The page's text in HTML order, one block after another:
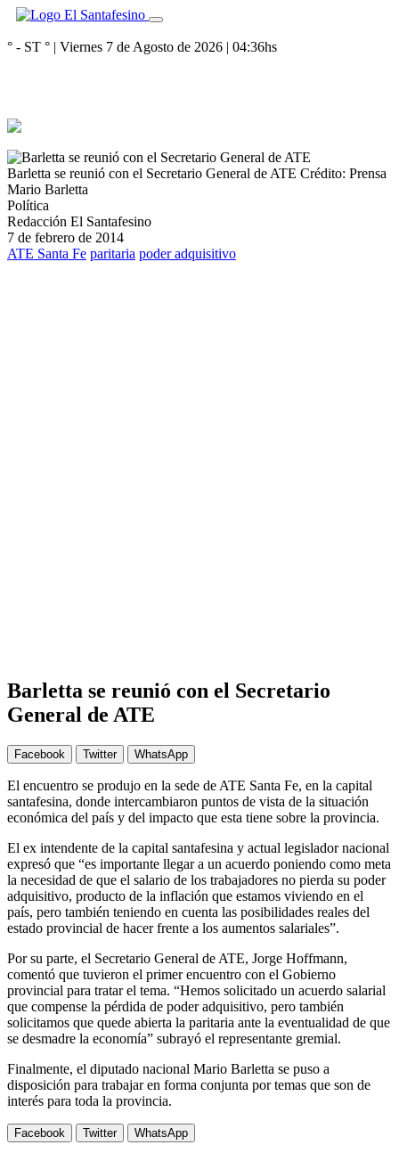
° - ST ° | Viernes 7 de Agosto de 2026 | 04:36hs
Barletta se reunió con el Secretario General de ATE Crédito: Prensa
Mario Barletta
Política
Redacción El Santafesino
7 de febrero de 2014
ATE Santa Fe paritaria poder adquisitivo
Barletta se reunió con el Secretario
General de ATE
Facebook Twitter WhatsApp
El encuentro se produjo en la sede de ATE Santa Fe, en la capital
santafesina, donde intercambiaron puntos de vista de la situación
económica del país y del impacto que esta tiene sobre la provincia.
El ex intendente de la capital santafesina y actual legislador nacional
expresó que “es importante llegar a un acuerdo poniendo como meta
la necesidad de que el salario de los trabajadores no pierda su poder
adquisitivo, producto de la inflación que estamos viviendo en el
país, pero también teniendo en cuenta las posibilidades reales del
estado provincial de hacer frente a los aumentos salariales”.
Por su parte, el Secretario General de ATE, Jorge Hoffmann,
comentó que tuvieron el primer encuentro con el Gobierno
provincial para tratar el tema. “Hemos solicitado un acuerdo salarial
que compense la pérdida de poder adquisitivo, pero también
solicitamos que quede abierta la paritaria ante la eventualidad de que
se desmadre la economía” subrayó el representante gremial.
Finalmente, el diputado nacional Mario Barletta se puso a
disposición para trabajar en forma conjunta por temas que son de
interés para toda la provincia.
Facebook Twitter WhatsApp